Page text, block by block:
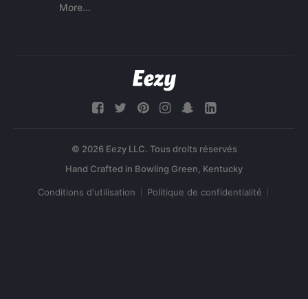
More...
© 2026 Eezy LLC. Tous droits réservés
Conditions d'utilisation Politique de confidentialité